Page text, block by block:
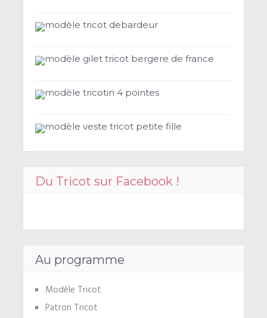
modèle tricot debardeur
modèle gilet tricot bergere de france
modèle tricotin 4 pointes
modèle veste tricot petite fille
Du Tricot sur Facebook !
Au programme
Modèle Tricot
Patron Tricot